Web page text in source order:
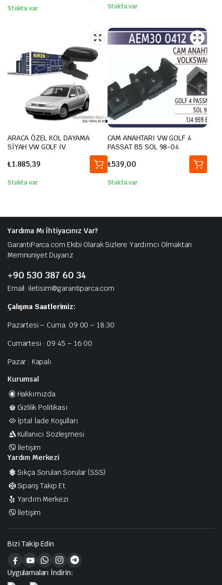
Stokta var Stokta var
ARACA ÖZEL KOL DAYAMA
SİYAH VW GOLF IV
₺1.885,39
Stokta var
CAM ANAHTARI VW GOLF 4
PASSAT B5 SOL 98-04
₺539,00
Stokta var
Yardıma Mı İhtiyacınız Var?
GarantiParca.com Ekibi Olarak Sizlere Yardımcı Olmaktan
Memnuniyet Duyarız
+90 530 387 60 34
Email: iletisim@garantiparca.com
Çalışma Saatlerimiz:
Pazartesi – Cuma: 09:00 – 18:30
Cumartesi : 09:45 – 16:00
Pazar : Kapalı
Kurumsal
Hakkımızda
Gizlilik Politikası
İptal İade Koşulları
Kullanıcı Sözleşmesi
İletişim
Yardım Merkezi
Sıkça Sorulan Sorular (SSS)
Sipariş Takip Et
Yardım Merkezi
İletişim
Bizi Takip Edin
Uygulamaları İndirin: